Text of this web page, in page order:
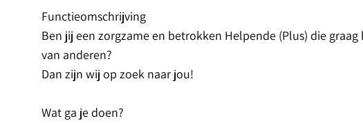
Functieomschrijving
Ben jij een zorgzame en betrokken Helpende (Plus) die
van anderen?
Dan zijn wij op zoek naar jou!
Wat ga je doen?